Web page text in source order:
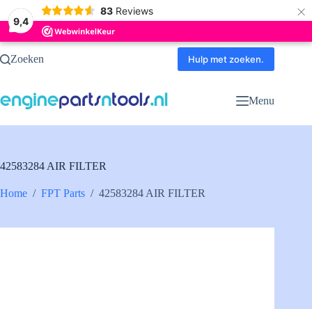
9,4
83 Reviews ×
Ga
naarZoeken Hulp met zoeken.
Menu
42583284 AIR FILTER
Home / FPT Parts / 42583284 AIR FILTER